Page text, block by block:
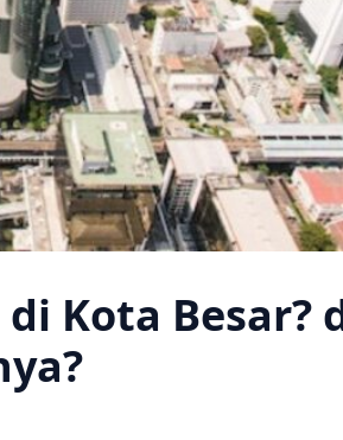
Kota Besar?